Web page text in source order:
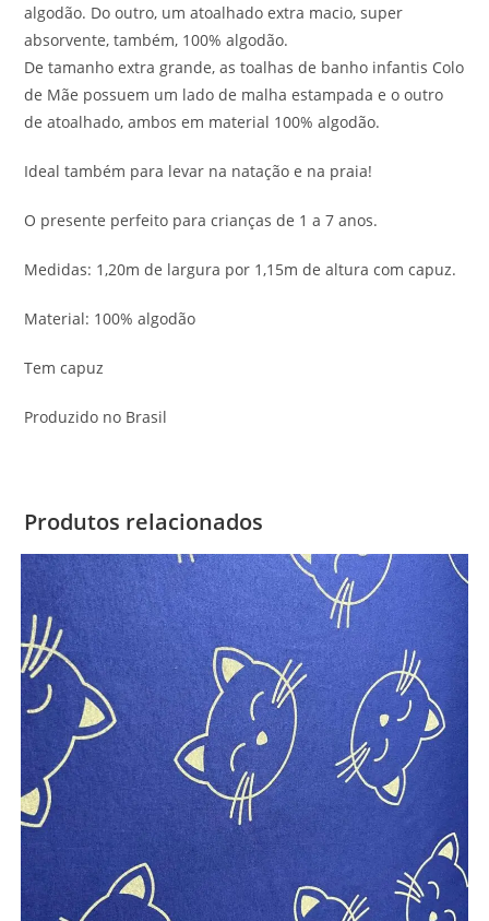
algodão. Do outro, um atoalhado extra macio, super
absorvente, também, 100% algodão.
De tamanho extra grande, as toalhas de banho infantis Colo
de Mãe possuem um lado de malha estampada e o outro
de atoalhado, ambos em material 100% algodão.
Ideal também para levar na natação e na praia!
O presente perfeito para crianças de 1 a 7 anos.
Medidas: 1,20m de largura por 1,15m de altura com capuz.
Material: 100% algodão
Tem capuz
Produzido no Brasil
Produtos relacionados